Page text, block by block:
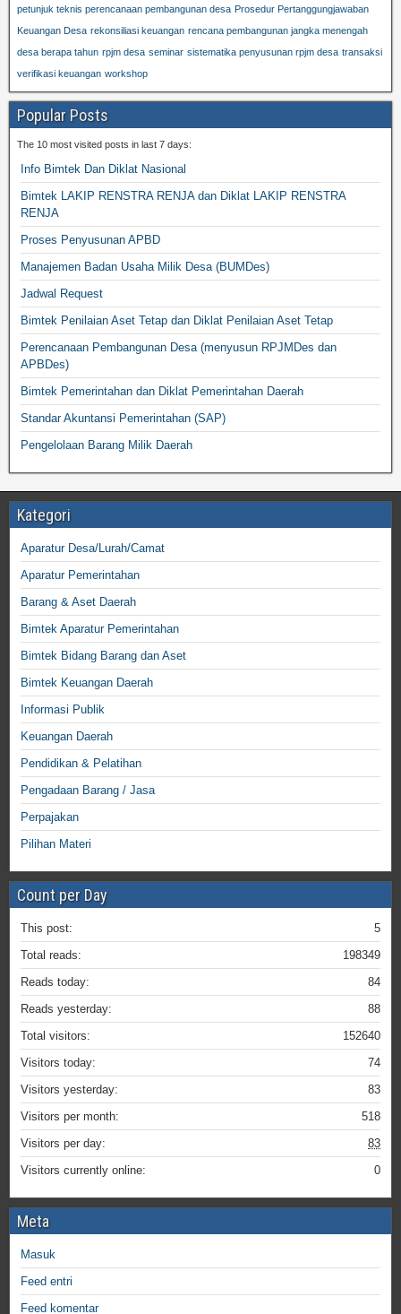
petunjuk teknis perencanaan pembangunan desa Prosedur Pertanggungjawaban
Keuangan Desa rekonsiliasi keuangan rencana pembangunan jangka menengah
desa berapa tahun rpjm desa seminar sistematika penyusunan rpjm desa transaksi
verifikasi keuangan workshop
Popular Posts
The 10 most visited posts in last 7 days:
Info Bimtek Dan Diklat Nasional
Bimtek LAKIP RENSTRA RENJA dan Diklat LAKIP RENSTRA
RENJA
Proses Penyusunan APBD
Manajemen Badan Usaha Milik Desa (BUMDes)
Jadwal Request
Bimtek Penilaian Aset Tetap dan Diklat Penilaian Aset Tetap
Perencanaan Pembangunan Desa (menyusun RPJMDes dan
APBDes)
Bimtek Pemerintahan dan Diklat Pemerintahan Daerah
Standar Akuntansi Pemerintahan (SAP)
Pengelolaan Barang Milik Daerah
Kategori
Aparatur Desa/Lurah/Camat
Aparatur Pemerintahan
Barang & Aset Daerah
Bimtek Aparatur Pemerintahan
Bimtek Bidang Barang dan Aset
Bimtek Keuangan Daerah
Informasi Publik
Keuangan Daerah
Pendidikan & Pelatihan
Pengadaan Barang / Jasa
Perpajakan
Pilihan Materi
Count per Day
5
This post:
198349
Total reads:
84
Reads today:
88
Reads yesterday:
152640
Total visitors:
74
Visitors today:
83
Visitors yesterday:
518
Visitors per month:
83
Visitors per day:
0
Visitors currently online:
Meta
Masuk
Feed entri
Feed komentar